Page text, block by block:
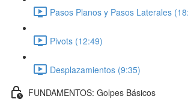
Pasos Planos y Pasos Laterales
Pivots (12:49)
Desplazamientos (9:35)
FUNDAMENTOS: Golpes Básicos